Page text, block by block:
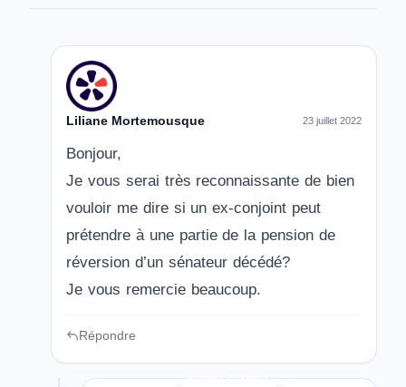
Liliane Mortemousque 23 juillet 2022
Bonjour,
Je vous serai très reconnaissante de bien
vouloir me dire si un ex-conjoint peut
prétendre à une partie de la pension de
réversion d’un sénateur décédé?
Je vous remercie beaucoup.
Répondre